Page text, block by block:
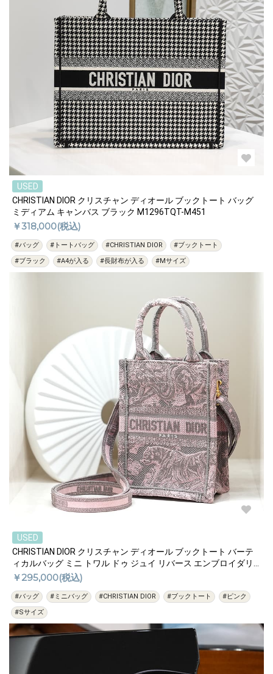
USED
CHRISTIAN DIOR クリスチャン ディオール ブックトート バッグ
ミディアム キャンバス ブラック M1296TQT-M451
￥318,000(税込)
#バッグ #トートバッグ #CHRISTIAN DIOR
#ブックトート
#ブラック
#A4が入る #長財布が入る #Mサイズ
USED
CHRISTIAN DIOR クリスチャン ディオール ブックトート バーテ
ィカルバッグ ミニ トワル ドゥ ジュイ リバース エンブロイダリ
ー ピンク
￥295,000(税込)
#バッグ #ミニバッグ #CHRISTIAN DIOR #ブックトート
#ピンク
#Sサイズ